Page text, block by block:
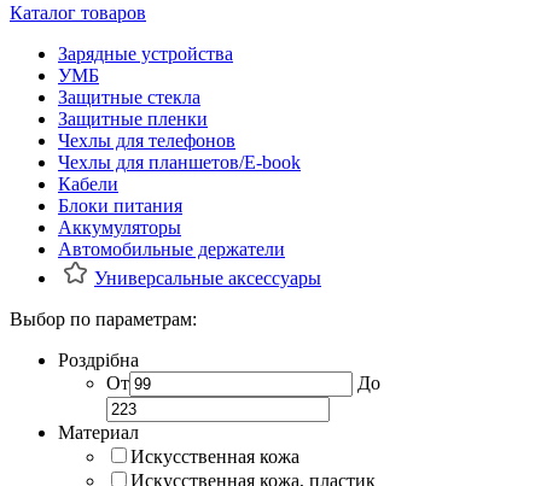
Каталог товаров
Зарядные устройства
УМБ
Защитные стекла
Защитные пленки
Чехлы для телефонов
Чехлы для планшетов/E-book
Кабели
Блоки питания
Аккумуляторы
Автомобильные держатели
Универсальные аксессуары
Выбор по параметрам:
Роздрібна
От
До
Материал
Искусственная кожа
Искусственная кожа, пластик